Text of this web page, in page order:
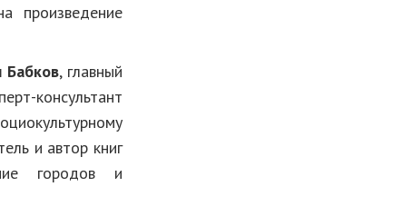
произведение
Бабков, главный
консультант
и автор книг
городов и